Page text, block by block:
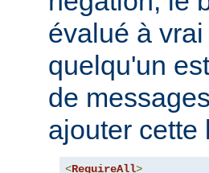
évalué à
quelqu'un
de
ajouter cette
<RequireAll>